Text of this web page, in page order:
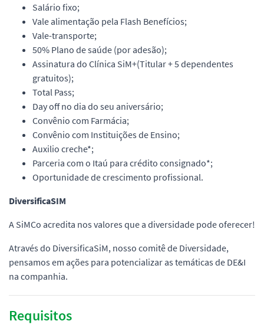
Salário fixo;
Vale alimentação pela Flash Benefícios;
Vale-transporte;
50% Plano de saúde (por adesão);
Assinatura do Clínica SiM+(Titular + 5 dependentes
gratuitos);
Total Pass;
Day off no dia do seu aniversário;
Convênio com Farmácia;
Convênio com Instituições de Ensino;
Auxilio creche*;
Parceria com o Itaú para crédito consignado*;
Oportunidade de crescimento profissional.
DiversificaSIM
A SiMCo acredita nos valores que a diversidade pode oferecer!
Através do DiversificaSiM, nosso comitê de Diversidade,
pensamos em ações para potencializar as temáticas de DE&I
na companhia.
Requisitos